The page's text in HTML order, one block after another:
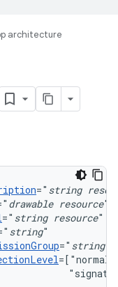
architecture
=" string
drawable resource
=" string resource
string
=" string
=["normal"